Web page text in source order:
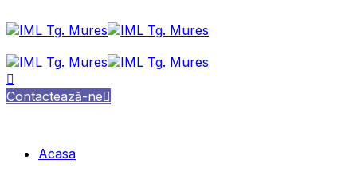
Contactează-ne
Acasa